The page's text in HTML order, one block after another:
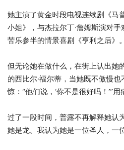
她主演了黄金时段电视连续剧《马
小姐》，与杰拉尔丁·詹姆斯演对
苦乐参半的情景喜剧《亨利之后》。
但无论她在做什么，在街上认出她
的西比尔·福尔蒂，当她既不傲慢
惊：“他们说，‘你不是很好吗！’”用
过了一段时间，普露不再解释她认
她是龙。我认为她是一位圣人，一